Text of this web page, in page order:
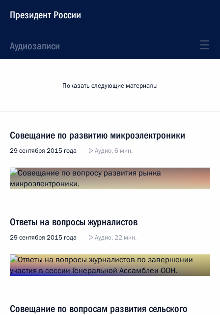
Президент России
Аудиозаписи
Показать следующие материалы
Совещание по развитию микроэлектроники
29 сентября 2015 года Аудио, 6 мин.
Ответы на вопросы журналистов
29 сентября 2015 года Аудио, 22 мин.
Совещание по вопросам развития сельского